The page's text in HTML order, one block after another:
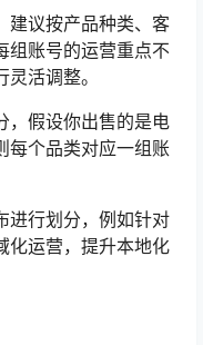
建议按产品种类、客
组账号的运营重点不
活调整。
，假设你出售的是电
每个品类对应一组账
进行划分，例如针对
化运营，提升本地化